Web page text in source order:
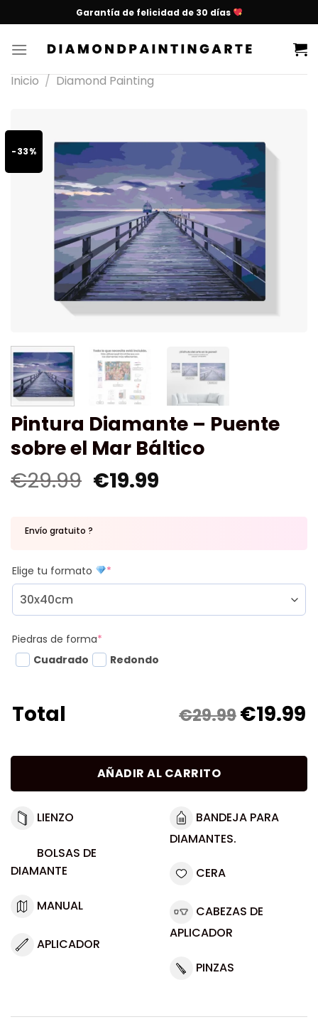
Garantía de felicidad de 30 días
Inicio / Diamond Painting
-33%
Pintura Diamante – Puente
sobre el Mar Báltico
€29.99 €19.99
Envío gratuito ?
Elige tu formato *
Piedras de forma*
Cuadrado
Redondo
Total €29.99€19.99
AÑADIR AL CARRITO
LIENZO
BOLSAS DE
DIAMANTE
MANUAL
APLICADOR
BANDEJA PARA
DIAMANTES.
CERA
CABEZAS DE
APLICADOR
PINZAS